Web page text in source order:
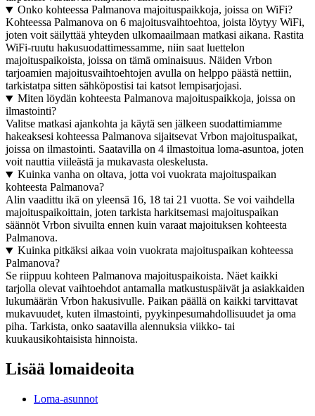
Onko kohteessa Palmanova majoituspaikkoja, joissa on WiFi?
Kohteessa Palmanova on 6 majoitusvaihtoehtoa, joista löytyy WiFi,
joten voit säilyttää yhteyden ulkomaailmaan matkasi aikana. Rastita
WiFi-ruutu hakusuodattimessamme, niin saat luettelon
majoituspaikoista, joissa on tämä ominaisuus. Näiden Vrbon
tarjoamien majoitusvaihtoehtojen avulla on helppo päästä nettiin,
tarkistatpa sitten sähköpostisi tai katsot lempisarjojasi.
Miten löydän kohteesta Palmanova majoituspaikkoja, joissa on
ilmastointi?
Valitse matkasi ajankohta ja käytä sen jälkeen suodattimiamme
hakeaksesi kohteessa Palmanova sijaitsevat Vrbon majoituspaikat,
joissa on ilmastointi. Saatavilla on 4 ilmastoitua loma-asuntoa, joten
voit nauttia viileästä ja mukavasta oleskelusta.
Kuinka vanha on oltava, jotta voi vuokrata majoituspaikan
kohteesta Palmanova?
Alin vaadittu ikä on yleensä 16, 18 tai 21 vuotta. Se voi vaihdella
majoituspaikoittain, joten tarkista harkitsemasi majoituspaikan
säännöt Vrbon sivuilta ennen kuin varaat majoituksen kohteesta
Palmanova.
Kuinka pitkäksi aikaa voin vuokrata majoituspaikan kohteessa
Palmanova?
Se riippuu kohteen Palmanova majoituspaikoista. Näet kaikki
tarjolla olevat vaihtoehdot antamalla matkustuspäivät ja asiakkaiden
lukumäärän Vrbon hakusivulle. Paikan päällä on kaikki tarvittavat
mukavuudet, kuten ilmastointi, pyykinpesumahdollisuudet ja oma
piha. Tarkista, onko saatavilla alennuksia viikko- tai
kuukausikohtaisista hinnoista.
Lisää lomaideoita
Loma-asunnot